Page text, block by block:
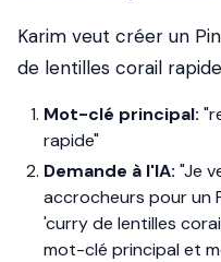
Karim veut créer un
de lentilles corail
Mot-clé principal:
rapide"
Demande à l'IA: "Je
accrocheurs pour un
'curry de lentilles
mot-clé principal et